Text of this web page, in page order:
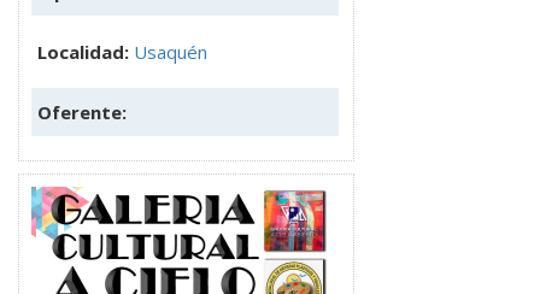
Localidad: Usaquén
Oferente: